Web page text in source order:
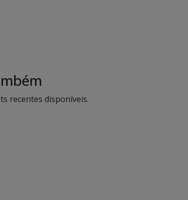
recentes disponíveis.